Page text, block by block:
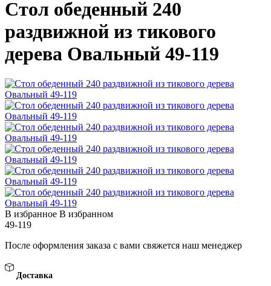
Стол обеденный 240
раздвижной из тикового
дерева Овальный 49-119
В избранное В избранном
49-119
После оформления заказа с вами свяжется наш менеджер
Доставка